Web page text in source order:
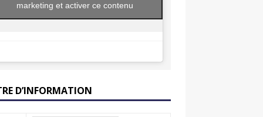
marketing et activer ce contenu
D’INFORMATION